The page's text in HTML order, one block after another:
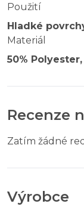
Použití
Hladké
Materiál
50%
Recenze
Zatím žádné
Výrobce